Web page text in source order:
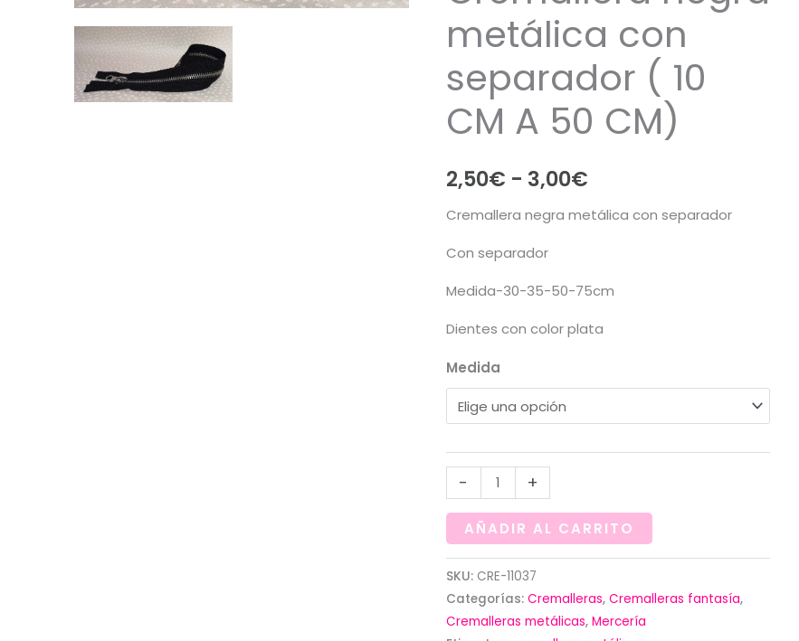
metálica con
separador ( 10
CM A 50 CM)
2,50€ - 3,00€Rango
de
desde
2,50€
Cremallera negra metálica con separador
Con separador
Medida-30-35-50-75cm
Dientes con color plata
Medida
-
Cremallera
negra
metálica
con
separador
(
10
+
AÑADIR AL CARRITO
SKU: CRE-11037
Categorías: Cremalleras, Cremalleras fantasía,
Cremalleras metálicas, Mercería